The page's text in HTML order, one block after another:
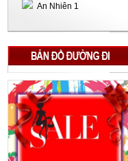
An Nhiên 1